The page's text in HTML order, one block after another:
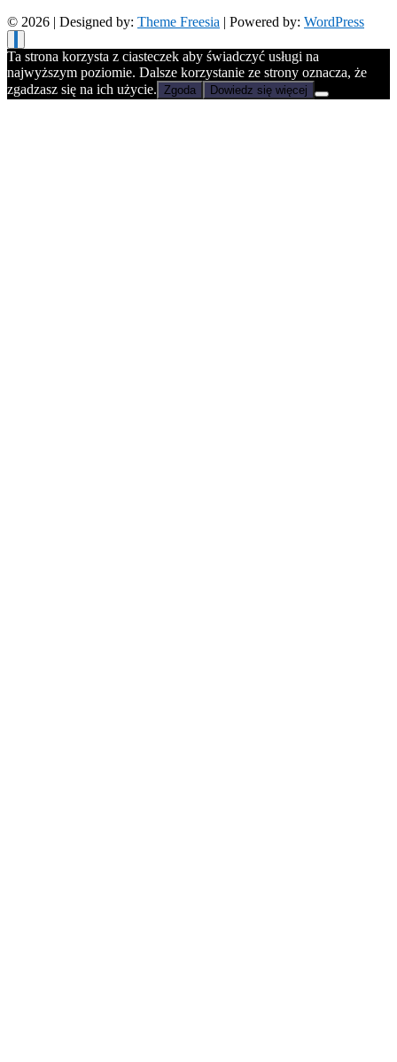
© 2026 | Designed by: Theme Freesia | Powered by: WordPress
Ta strona korzysta z ciasteczek aby świadczyć usługi na
najwyższym poziomie. Dalsze korzystanie ze strony oznacza, że
zgadzasz się na ich użycie.
Zgoda Dowiedz się więcej